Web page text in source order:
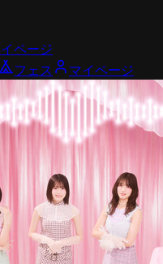
ページ
フェス マイページ